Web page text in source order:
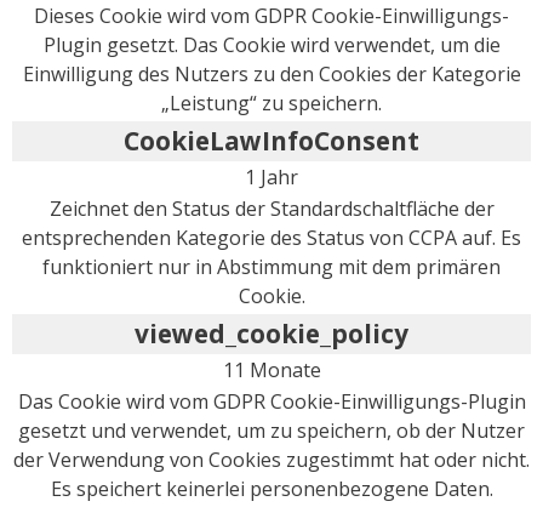
Dieses Cookie wird vom GDPR Cookie-Einwilligungs-
Plugin gesetzt. Das Cookie wird verwendet, um die
Einwilligung des Nutzers zu den Cookies der Kategorie
„Leistung“ zu speichern.
CookieLawInfoConsent
1 Jahr
Zeichnet den Status der Standardschaltfläche der
entsprechenden Kategorie des Status von CCPA auf. Es
funktioniert nur in Abstimmung mit dem primären
Cookie.
viewed_cookie_policy
11 Monate
Das Cookie wird vom GDPR Cookie-Einwilligungs-Plugin
gesetzt und verwendet, um zu speichern, ob der Nutzer
der Verwendung von Cookies zugestimmt hat oder nicht.
Es speichert keinerlei personenbezogene Daten.